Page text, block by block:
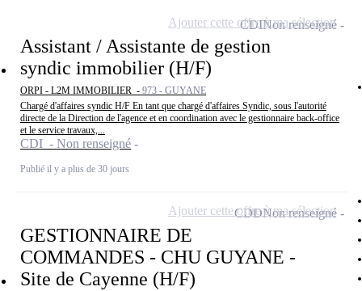
Assistant / Assistante de gestion
syndic immobilier (H/F)
ORPI - L2M IMMOBILIER - 973 - GUYANE
Chargé d'affaires syndic H/F En tant que chargé d'affaires Syndic, sous l'autorité
directe de la Direction de l'agence et en coordination avec le gestionnaire back-office
et le service travaux,...
CDI - Non renseigné
Publié il y a plus de 30 jours
CDINon renseigné
Ajouter cette offre à ma sélection
GESTIONNAIRE DE
COMMANDES - CHU GUYANE -
Site de Cayenne (H/F)
CDDNon renseigné
Ajouter cette offre à ma sélection